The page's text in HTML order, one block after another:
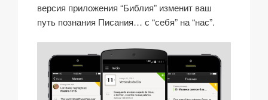
версия приложения “Библия” изменит ваш
путь познания Писания… с “себя” на “нас”.